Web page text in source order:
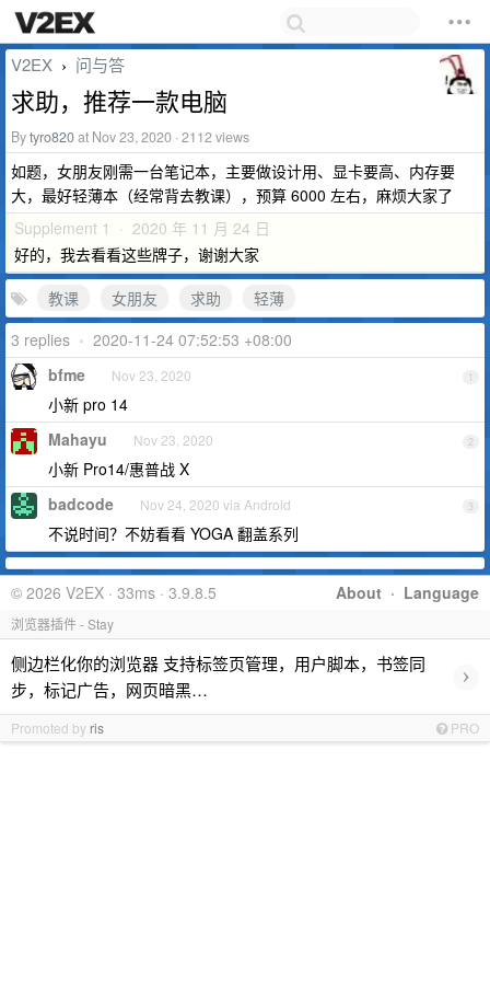
V2EX › 问与答
求助，推荐一款电脑
Bytyro820at Nov 23, 2020 · 2112 views
如题，女朋友刚需一台笔记本，主要做设计用、显卡要高、内存要
大，最好轻薄本（经常背去教课），预算 6000 左右，麻烦大家了
Supplement 1 · 2020 年 11 月 24 日
好的，我去看看这些牌子，谢谢大家
教课
女朋友 求助
轻薄
3 replies • 2020-11-24 07:52:53 +08:00
1
bfme Nov 23, 2020
小新 pro 14
2
Mahayu Nov 23, 2020
小新 Pro14/惠普战 X
3
badcode Nov 24, 2020 via Android
不说时间？不妨看看 YOGA 翻盖系列
About · Language
© 2026 V2EX · 33ms · 3.9.8.5
浏览器插件 - Stay
侧边栏化你的浏览器 支持标签页管理，用户脚本，书签同
步，标记广告，网页暗黑…
›
Promoted by ris PRO